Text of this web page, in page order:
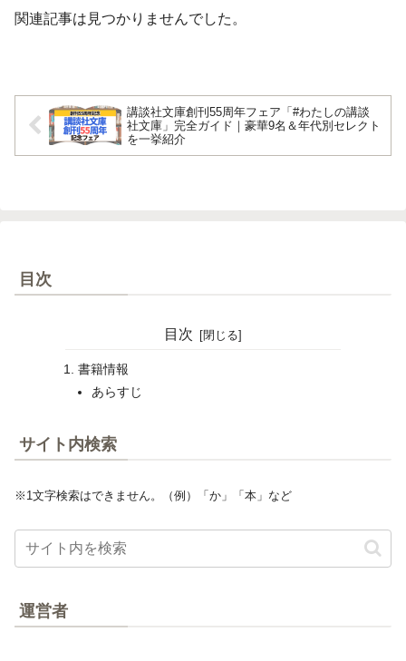
関連記事は見つかりませんでした。
講談社文庫創刊55周年フェア「#わたしの講談
社文庫」完全ガイド｜豪華9名＆年代別セレクト
を一挙紹介
目次
目次
書籍情報
あらすじ
サイト内検索
※1文字検索はできません。（例）「か」「本」など
運営者